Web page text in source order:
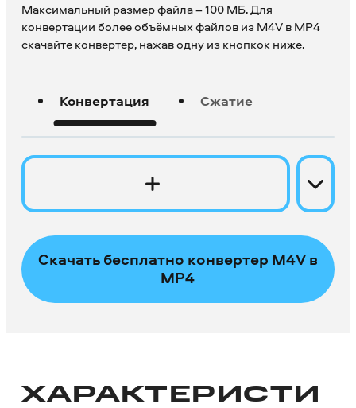
Максимальный размер файла – 100 МБ. Для
конвертации более объёмных файлов из M4V в MP4
скачайте конвертер, нажав одну из кнопкок ниже.
Конвертация Сжатие
Скачать бесплатно конвертер M4V в
MP4
ХАРАКТЕРИСТИ